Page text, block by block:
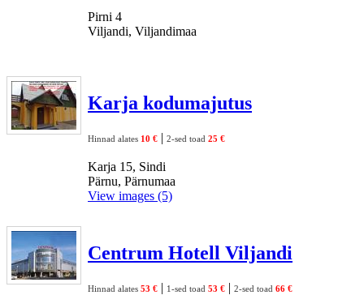
Pirni 4
Viljandi, Viljandimaa
Karja kodumajutus
Hinnad alates 10 € | 2-sed toad 25 €
Karja 15, Sindi
Pärnu, Pärnumaa
View images (5)
Centrum Hotell Viljandi
Hinnad alates 53 € | 1-sed toad 53 € | 2-sed toad 66 €